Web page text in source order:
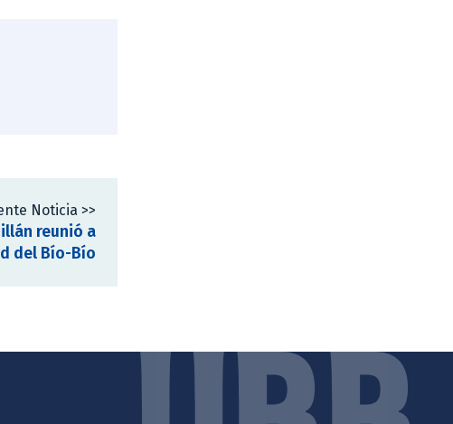
Noticia >>
reunió a
del Bío-Bío